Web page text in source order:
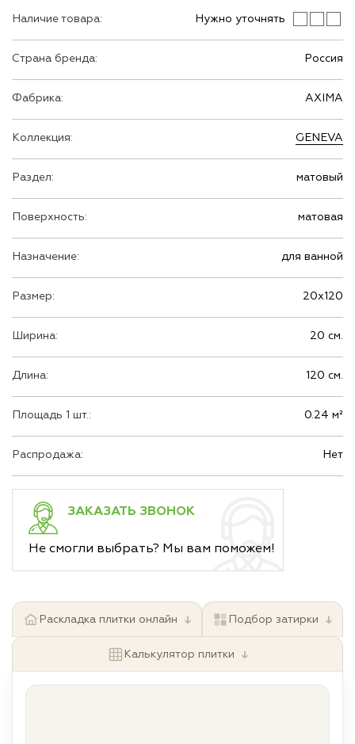
Наличие товара: Нужно уточнять
Страна бренда: Россия
Фабрика: AXIMA
Коллекция: GENEVA
Раздел: матовый
Поверхность: матовая
Назначение: для ванной
Размер: 20х120
Ширина: 20 см.
Длина: 120 см.
Площадь 1 шт.: 0.24 м²
Распродажа: Нет
ЗАКАЗАТЬ ЗВОНОК
Не смогли выбрать? Мы вам поможем!
Раскладка плитки онлайн ↓ Подбор затирки ↓
Калькулятор плитки ↓